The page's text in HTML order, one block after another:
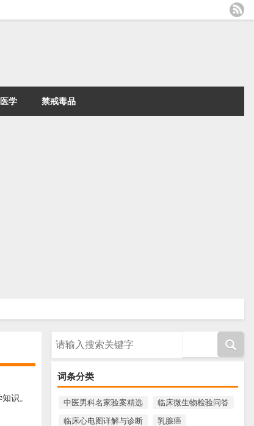
学 禁戒毒品
词条分类
中医男科名家验案精选
临床微生物检验问答
临床心电图详解与诊断
乳腺癌
识。